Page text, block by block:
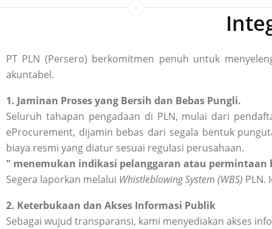
PT PLN (Persero) berkomitmen penuh untuk
akuntabel.
1. Jaminan Proses yang Bersih dan Bebas Pungli.
Seluruh tahapan pengadaan di PLN, mulai dari
eProcurement, dijamin bebas dari segala bentuk
biaya resmi yang diatur sesuai regulasi perusahaan.
" menemukan indikasi pelanggaran atau permintaan
Segera laporkan melalui Whistleblowing System (WBS) PLN.
2. Keterbukaan dan Akses Informasi Publik
Sebagai wujud transparansi, kami menyediakan akses